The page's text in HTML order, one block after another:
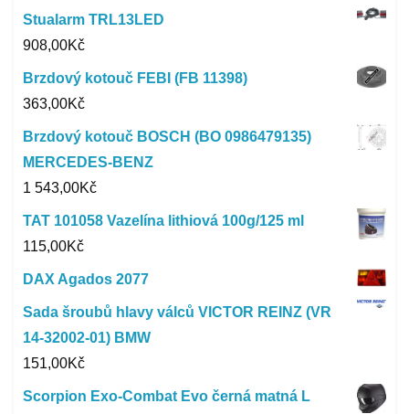
Stualarm TRL13LED
908,00Kč
Brzdový kotouč FEBI (FB 11398)
363,00Kč
Brzdový kotouč BOSCH (BO 0986479135)
MERCEDES-BENZ
1 543,00Kč
TAT 101058 Vazelína lithiová 100g/125 ml
115,00Kč
DAX Agados 2077
Sada šroubů hlavy válců VICTOR REINZ (VR
14-32002-01) BMW
151,00Kč
Scorpion Exo-Combat Evo černá matná L